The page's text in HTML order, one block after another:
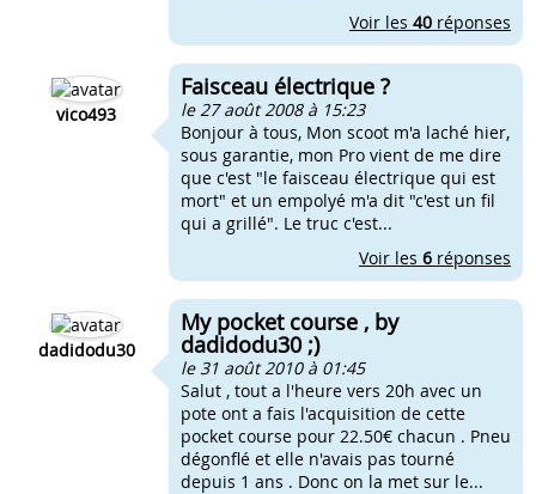
Voir les 40 réponses
vico493
Faisceau électrique ?
le 27 août 2008 à 15:23
Bonjour à tous, Mon scoot m'a laché hier,
sous garantie, mon Pro vient de me dire
que c'est "le faisceau électrique qui est
mort" et un empolyé m'a dit "c'est un fil
qui a grillé". Le truc c'est...
Voir les 6 réponses
dadidodu30
My pocket course , by
dadidodu30 ;)
le 31 août 2010 à 01:45
Salut , tout a l'heure vers 20h avec un
pote ont a fais l'acquisition de cette
pocket course pour 22.50€ chacun . Pneu
dégonflé et elle n'avais pas tourné
depuis 1 ans . Donc on la met sur le...